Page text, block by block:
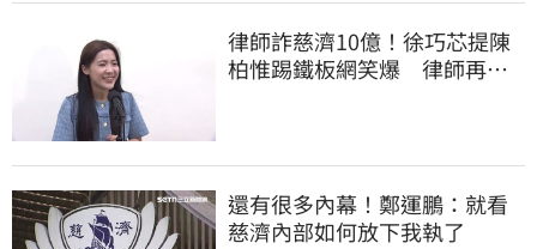
律師詐慈濟10億！徐巧芯提陳
柏惟踢鐵板網笑爆 律師再曬1
還有很多內幕！鄭運鵬：就看
慈濟內部如何放下我執了